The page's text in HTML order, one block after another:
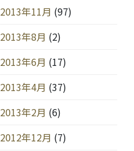
2013年11月 (97)
2013年8月 (2)
2013年6月 (17)
2013年4月 (37)
2013年2月 (6)
2012年12月 (7)